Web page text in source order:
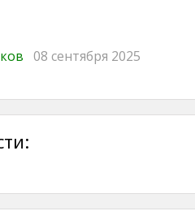
08 сентября 2025